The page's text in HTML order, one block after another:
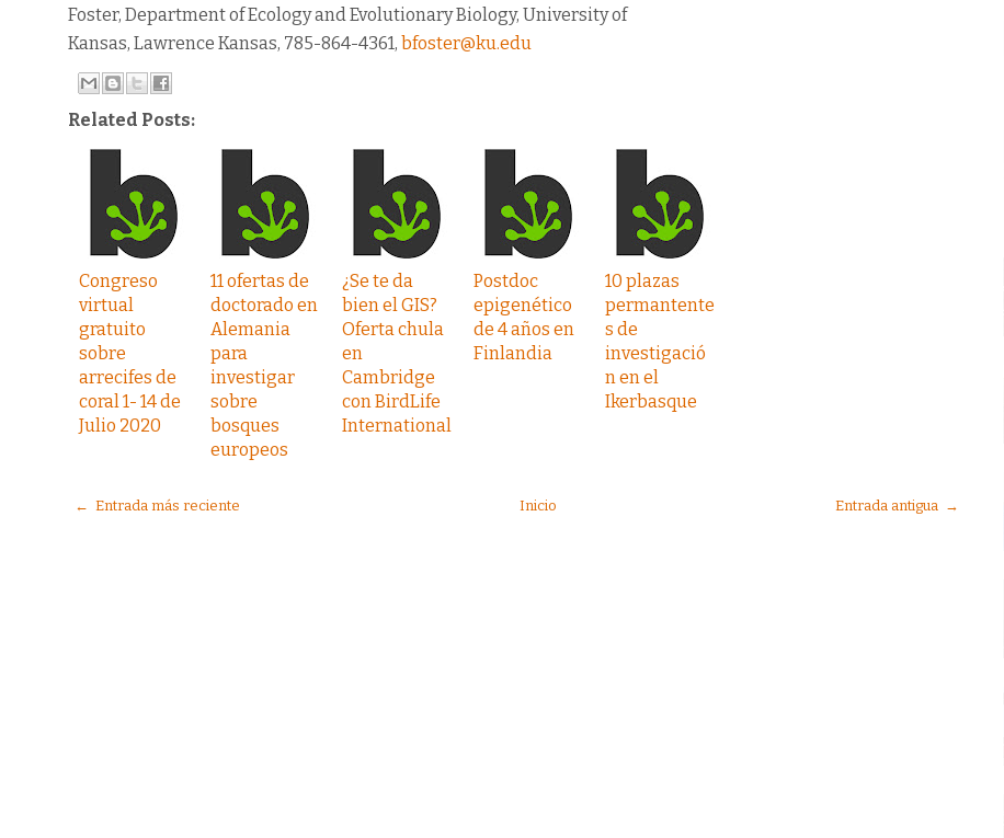
Foster, Department of Ecology and Evolutionary Biology, University of
Kansas, Lawrence Kansas, 785-864-4361, bfoster@ku.edu
Related Posts:
Congreso
virtual
gratuito
sobre
arrecifes de
coral 1- 14 de
Julio 2020
11 ofertas de
doctorado en
Alemania
para
investigar
sobre
bosques
europeos
¿Se te da
bien el GIS?
Oferta chula
en
Cambridge
con BirdLife
International
Postdoc
epigenético
de 4 años en
Finlandia
10 plazas
permantente
s de
investigació
n en el
Ikerbasque
← Entrada más reciente Entrada antigua →
Inicio